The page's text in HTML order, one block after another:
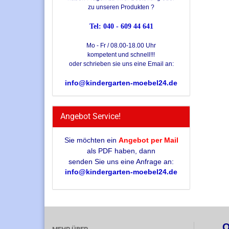
zu unseren Produkten ?
Tel: 040 - 609 44 641
Mo - Fr / 08.00-18.00 Uhr
kompetent und schnell!!!
oder schrieben sie uns eine Email an:
info@kindergarten-moebel24.de
Angebot Service!
Sie möchten ein Angebot per Mail
als PDF haben, dann
senden Sie uns eine Anfrage an:
info@kindergarten-moebel24.de